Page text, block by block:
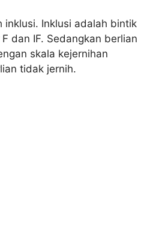
Inklusi adalah bintik
F dan IF. Sedangkan berlian
skala kejernihan
tidak jernih.